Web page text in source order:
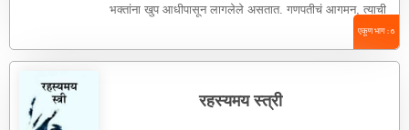
भक्तांना खुप आधीपासून लागलेले असतात. गणपतीचं आगमन, त्याची
एकूण भाग : 6
रहस्यमय स्त्री